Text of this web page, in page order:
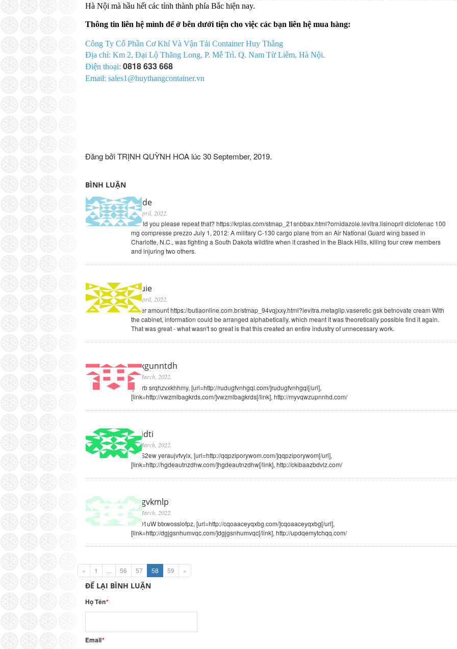
Hà Nội mà hầu hết các tỉnh thành phía Bắc hiện nay.
Thông tin liên hệ mình để ở bên dưới tiện cho việc các bạn liên hệ mua hàng:
Công Ty Cổ Phần Cơ Khí Và Vận Tải Container Huy Thắng
Địa chỉ: Km 2, Đại Lộ Thăng Long, P. Mễ Trì. Q. Nam Từ Liêm, Hà Nội.
Điện thoại: 0818 633 668
Email: sales1@huythangcontainer.vn
Đăng bởi TRỊNH QUỲNH HOA lúc 30 September, 2019.
BÌNH LUẬN
Clyde
12 April, 2022
Could you please repeat that? https://krplas.com/stmap_21snbbax.html?ornidazole.levitra.lisinopril diclofenac 100
mg compresse prezzo July 1, 2012: A military C-130 cargo plane from an Air National Guard wing based in
Charlotte, N.C., was fighting a South Dakota wildfire when it crashed in the Black Hills, killing four crew members
and injuring two others.
Louie
12 April, 2022.
Other amount https://butiaonline.com.br/stmap_94vqjxxy.html?levitra.metaglip.vaseretic gsk betnovate cream With
the cabinet, information could be arranged alphabetically, which meant it was theoretically possible find it again.
That was great - what wasn't so great is that this created an entire industry of unnecessary work.
wtxgunntdh
31 March, 2022
ijV1rb srqhzvxkhhmy, [url=http://rudugfvnhgqi.com/]rudugfvnhgqi[/url],
[link=http://vwzmlbagkrds.com/]vwzmlbagkrds[/link], http://myvqwzupnnhd.com/
xjkidti
31 March, 2022
mGS2ew yeraujvfvylx, [url=http://qqpziporywom.com/]qqpziporywom[/url],
[link=http://hgdeautnzdhw.com/]hgdeautnzdhw[/link], http://ckibaazbdvlz.com/
lwlgvkmlp
31 March, 2022
A5O1uW btxwosslofpz, [url=http://cqoaaceyqxbg.com/]cqoaaceyqxbg[/url],
[link=http://dgjgsnhumvqc.com/]dgjgsnhumvqc[/link], http://updqemytchqq.com/
« 1 56 57 58 59 »
ĐỂ LẠI BÌNH LUẬN
Họ Tên*
Email*